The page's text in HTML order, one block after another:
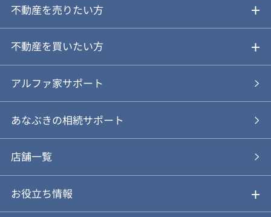
不動産を売りたい方
ご売却ガイド
ご売却の流れ
あなぶきの仲介
あなぶきの買取
仲介と買取のメリット・デメリット
不動産を買いたい方
ご購入ガイド
物件を探す
購入の流れ
購入前も後も安心サポート
アルファ家サポート
あなぶきの相続サポート
店舗一覧
お役立ち情報